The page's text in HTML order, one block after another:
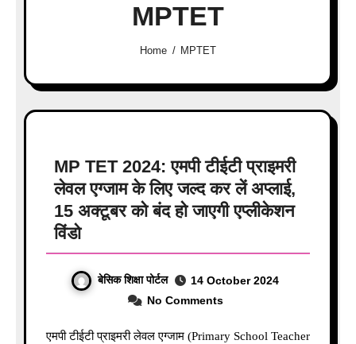
MPTET
Home MPTET
MP TET 2024: एमपी टीईटी प्राइमरी
लेवल एग्जाम के लिए जल्द कर लें अप्लाई,
15 अक्टूबर को बंद हो जाएगी एप्लीकेशन
विंडो
बेसिक शिक्षा पोर्टल
14 October 2024
No Comments
एमपी टीईटी प्राइमरी लेवल एग्जाम (Primary School Teacher